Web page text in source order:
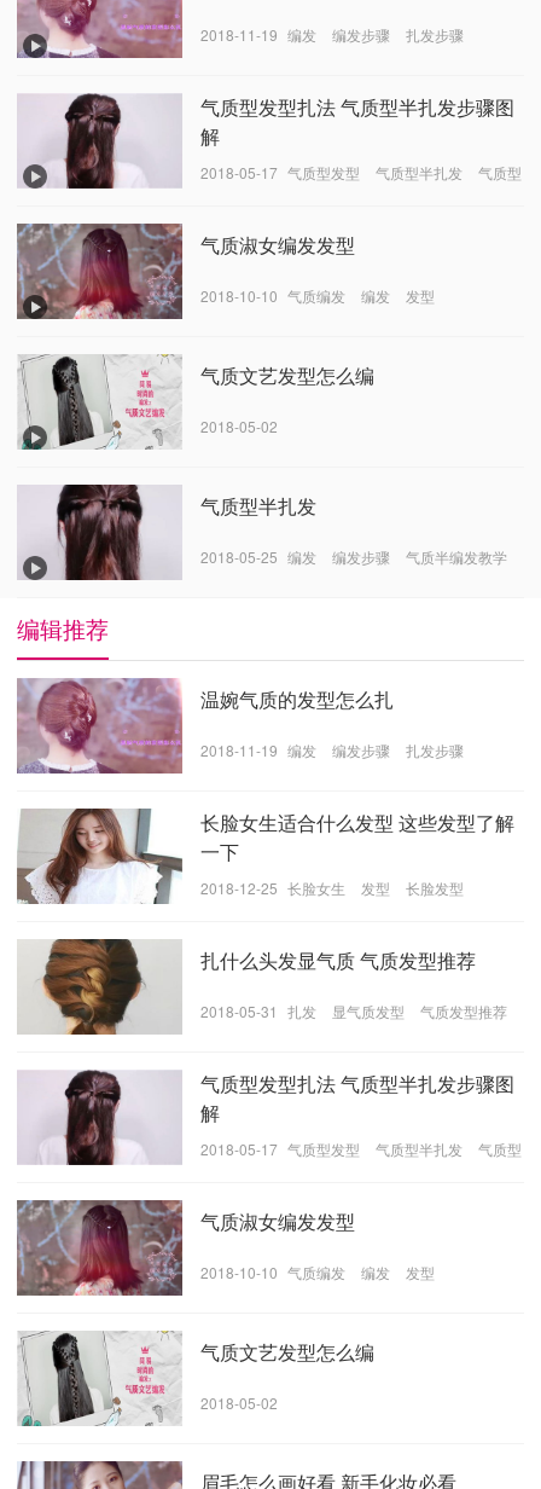
2018-11-19 编发 编发步骤 扎发步骤
气质型发型扎法 气质型半扎发步骤图
解
2018-05-17 气质型发型 气质型半扎发
气质型
气质淑女编发发型
2018-10-10 气质编发 编发 发型
气质文艺发型怎么编
2018-05-02
气质型半扎发
2018-05-25 编发 编发步骤 气质半编发教学
编辑推荐
温婉气质的发型怎么扎
2018-11-19 编发 编发步骤 扎发步骤
长脸女生适合什么发型 这些发型了解
一下
2018-12-25 长脸女生 发型 长脸发型
扎什么头发显气质 气质发型推荐
2018-05-31 扎发 显气质发型 气质发型推荐
气质型发型扎法 气质型半扎发步骤图
解
2018-05-17 气质型发型 气质型半扎发
气质型
气质淑女编发发型
2018-10-10 气质编发 编发 发型
气质文艺发型怎么编
2018-05-02
眉毛怎么画好看 新手化妆必看